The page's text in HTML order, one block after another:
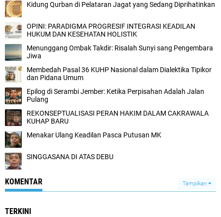
Kidung Qurban di Pelataran Jagat yang Sedang Diprihatinkan
OPINI: PARADIGMA PROGRESIF INTEGRASI KEADILAN
HUKUM DAN KESEHATAN HOLISTIK
Menunggang Ombak Takdir: Risalah Sunyi sang Pengembara
Jiwa
Membedah Pasal 36 KUHP Nasional dalam Dialektika Tipikor
dan Pidana Umum
Epilog di Serambi Jember: Ketika Perpisahan Adalah Jalan
Pulang
REKONSEPTUALISASI PERAN HAKIM DALAM CAKRAWALA
KUHAP BARU
Menakar Ulang Keadilan Pasca Putusan MK
SINGGASANA DI ATAS DEBU
KOMENTAR Tampilkan
TERKINI